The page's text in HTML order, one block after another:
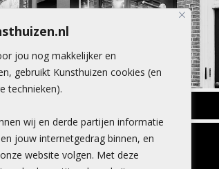
jou nog makkelijker en
gebruikt Kunsthuizen cookies (en
technieken).
wij en derde partijen informatie
jouw internetgedrag binnen, en
website volgen. Met deze
CONTACT